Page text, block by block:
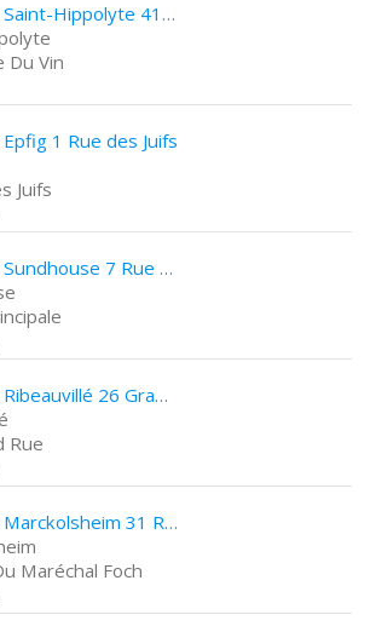
Crédit Agricole Saint-Hippolyte 41 Route Du Vin
Du Vin
1 Rue des Juifs
Juifs
Crédit Agricole Sundhouse 7 Rue Principale
Crédit Agricole Ribeauvillé 26 Grand Rue
Rue
Crédit Agricole Marckolsheim 31 Rue Du Maréchal Foch
Maréchal Foch